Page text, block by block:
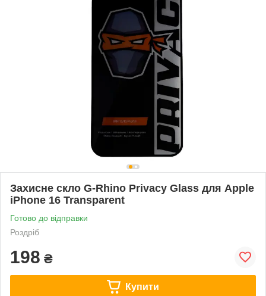
Захисне скло G-Rhino Privacy Glass для Apple
iPhone 16 Transparent
Готово до відправки
Роздріб
198 ₴
Купити